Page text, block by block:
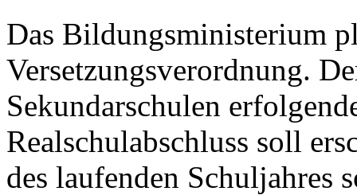
Das Bildungsministerium
Versetzungsverordnung.
Sekundarschulen
Realschulabschluss soll
des laufenden